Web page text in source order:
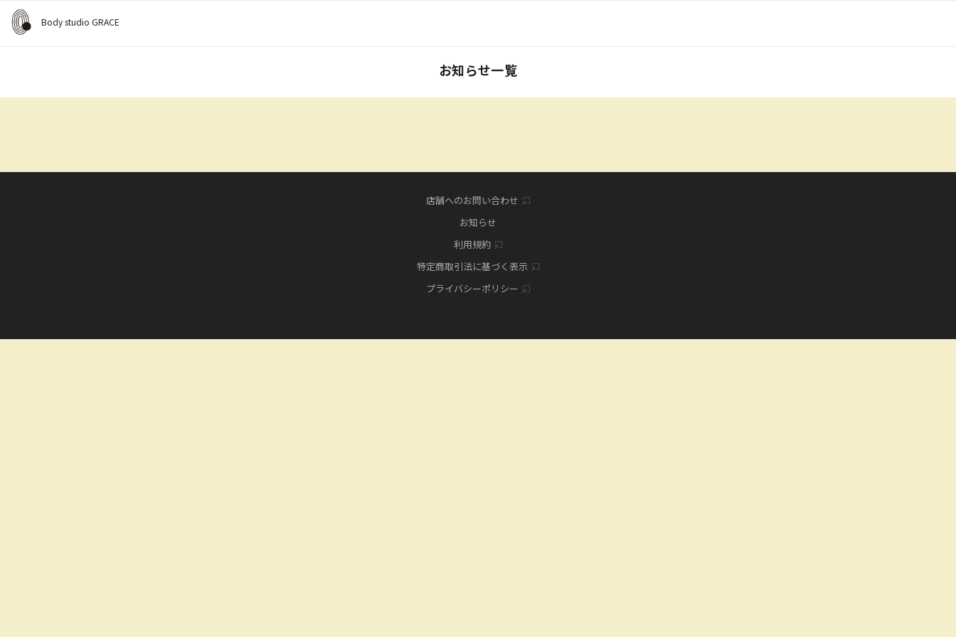
Body studio GRACE
お知らせ一覧
店舗へのお問い合わせ
お知らせ
利用規約
特定商取引法に基づく表示
プライバシーポリシー